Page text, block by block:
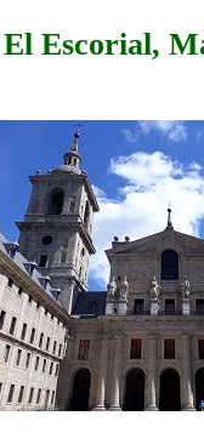
El Escorial,